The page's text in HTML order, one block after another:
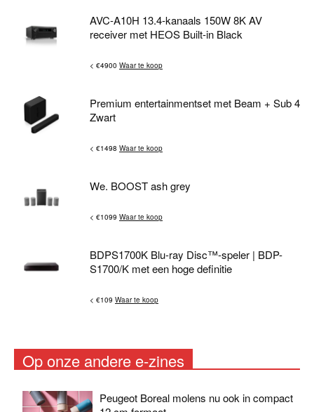
AVC-A10H 13.4-kanaals 150W 8K AV
receiver met HEOS Built-in Black
< €4900 Waar te koop
Premium entertainmentset met Beam + Sub 4
Zwart
< €1498 Waar te koop
We. BOOST ash grey
< €1099 Waar te koop
BDPS1700K Blu-ray Disc™-speler | BDP-
S1700/K met een hoge definitie
< €109 Waar te koop
Op onze andere e-zines
Peugeot Boreal molens nu ook in compact